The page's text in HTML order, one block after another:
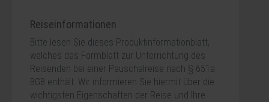
Reiseinformationen
Bitte lesen Sie dieses Produktinformationblatt,
welches das Formblatt zur Unterrichtung des
Reisenden bei einer Pauschalreise nach § 651a
BGB enthält. Wir informieren Sie hiermit über die
wichtigsten Eigenschaften der Reise und Ihre